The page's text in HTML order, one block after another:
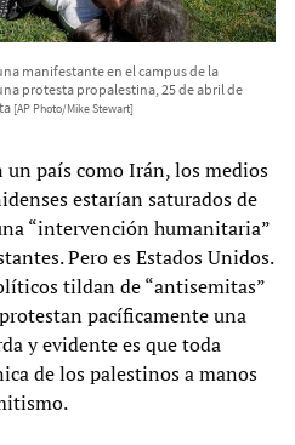
manifestante en el campus de la
protesta propalestina, 25 de abril de
[AP Photo/Mike Stewart]
país como Irán, los medios
estarían saturados de
“intervención humanitaria”
Pero es Estados Unidos.
tildan de “antisemitas”
pacíficamente una
y evidente es que toda
de los palestinos a manos